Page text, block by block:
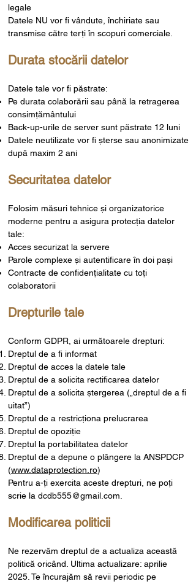
legale
Datele NU vor fi vândute, închiriate sau
transmise către terți în scopuri comerciale.
Durata stocării datelor
Datele tale vor fi păstrate:
Pe durata colaborării sau până la retragerea
consimțământului
Back-up-urile de server sunt păstrate 12 luni
Datele neutilizate vor fi șterse sau anonimizate
după maxim 2 ani
Securitatea datelor
Folosim măsuri tehnice și organizatorice
moderne pentru a asigura protecția datelor
tale:
Acces securizat la servere
Parole complexe și autentificare în doi pași
Contracte de confidențialitate cu toți
colaboratorii
Drepturile tale
Conform GDPR, ai următoarele drepturi:
Dreptul de a fi informat
Dreptul de acces la datele tale
Dreptul de a solicita rectificarea datelor
Dreptul de a solicita ștergerea („dreptul de a fi
uitat”)
Dreptul de a restricționa prelucrarea
Dreptul de opoziție
Dreptul la portabilitatea datelor
Dreptul de a depune o plângere la ANSPDCP
(www.dataprotection.ro)
Pentru a-ți exercita aceste drepturi, ne poți
scrie la dcdb555@gmail.com
Modificarea politicii
Ne rezervăm dreptul de a actualiza această
politică oricând. Ultima actualizare: aprilie
2025. Te încurajăm să revii periodic pe